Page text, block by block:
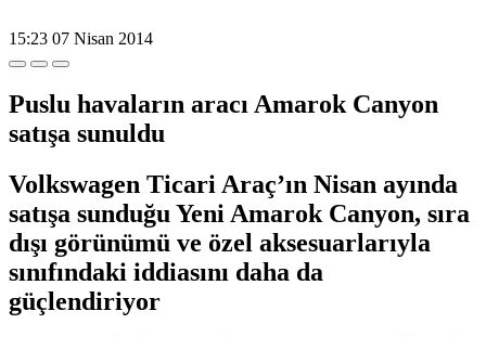
15:23 07 Nisan 2014
Puslu havaların aracı Amarok Canyon
satışa sunuldu
Volkswagen Ticari Araç’ın Nisan ayında
satışa sunduğu Yeni Amarok Canyon, sıra
dışı görünümü ve özel aksesuarlarıyla
sınıfındaki iddiasını daha da
güçlendiriyor